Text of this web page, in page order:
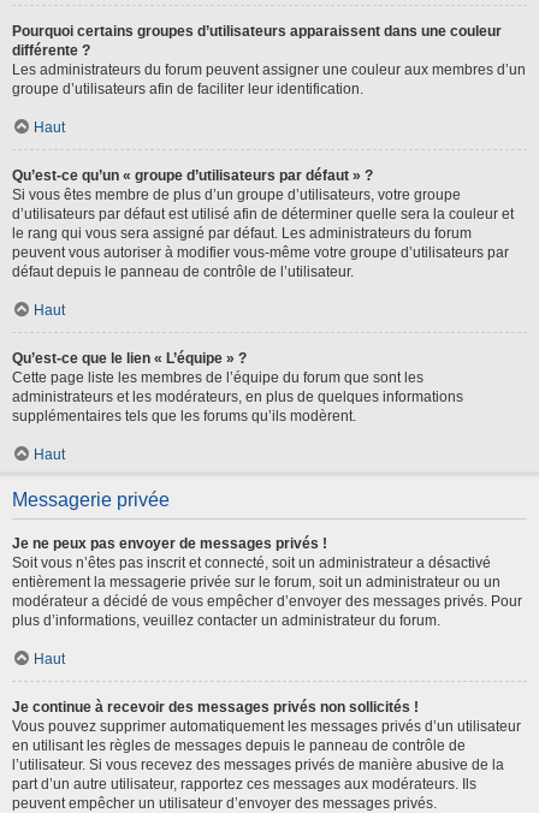
Pourquoi certains groupes d’utilisateurs apparaissent dans une couleur
différente ?
Les administrateurs du forum peuvent assigner une couleur aux membres d’un
groupe d’utilisateurs afin de faciliter leur identification.
Haut
Qu’est-ce qu’un « groupe d’utilisateurs par défaut » ?
Si vous êtes membre de plus d’un groupe d’utilisateurs, votre groupe
d’utilisateurs par défaut est utilisé afin de déterminer quelle sera la couleur et
le rang qui vous sera assigné par défaut. Les administrateurs du forum
peuvent vous autoriser à modifier vous-même votre groupe d’utilisateurs par
défaut depuis le panneau de contrôle de l’utilisateur.
Haut
Qu’est-ce que le lien « L’équipe » ?
Cette page liste les membres de l’équipe du forum que sont les
administrateurs et les modérateurs, en plus de quelques informations
supplémentaires tels que les forums qu’ils modèrent.
Haut
Messagerie privée
Je ne peux pas envoyer de messages privés !
Soit vous n’êtes pas inscrit et connecté, soit un administrateur a désactivé
entièrement la messagerie privée sur le forum, soit un administrateur ou un
modérateur a décidé de vous empêcher d’envoyer des messages privés. Pour
plus d’informations, veuillez contacter un administrateur du forum.
Haut
Je continue à recevoir des messages privés non sollicités !
Vous pouvez supprimer automatiquement les messages privés d’un utilisateur
en utilisant les règles de messages depuis le panneau de contrôle de
l’utilisateur. Si vous recevez des messages privés de manière abusive de la
part d’un autre utilisateur, rapportez ces messages aux modérateurs. Ils
peuvent empêcher un utilisateur d’envoyer des messages privés.